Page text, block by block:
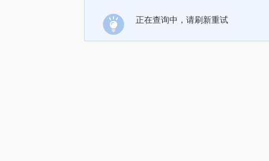
正在查询中，请刷新重试